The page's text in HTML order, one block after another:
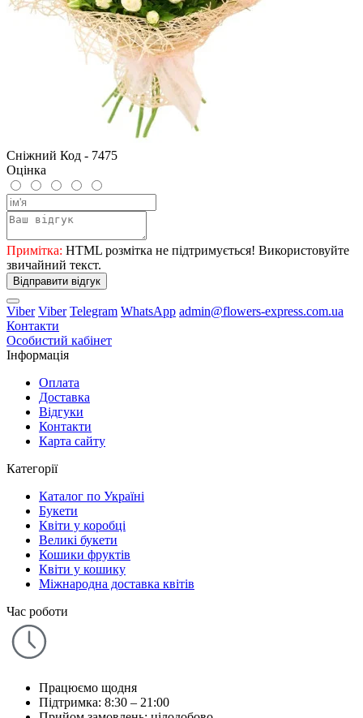
Сніжний Код - 7475
Оцінка
Примітка: HTML розмітка не підтримується! Використовуйте
звичайний текст.
Відправити відгук
Viber Viber Telegram WhatsApp admin@flowers-express.com.ua
Контакти
Особистий кабінет
Інформація
Оплата
Доставка
Відгуки
Контакти
Карта сайту
Категорії
Каталог по Україні
Букети
Квіти у коробці
Великі букети
Кошики фруктів
Квіти у кошику
Міжнародна доставка квітів
Час роботи
Працюємо щодня
Підтримка: 8:30 – 21:00